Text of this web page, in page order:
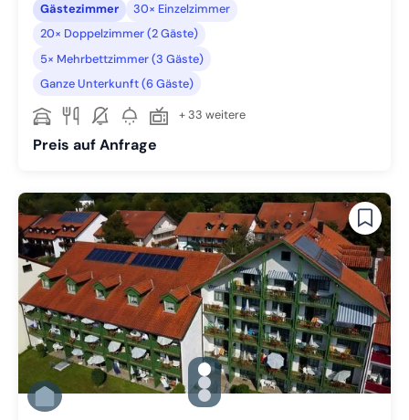
Gästezimmer
30× Einzelzimmer
20× Doppelzimmer (2 Gäste)
5× Mehrbettzimmer (3 Gäste)
Ganze Unterkunft (6 Gäste)
+ 33 weitere
Preis auf Anfrage
gallery.slide_selector
Zu Slide 1 wechseln
Zu Slide 2 wechseln
Zu Slide 3 wechseln